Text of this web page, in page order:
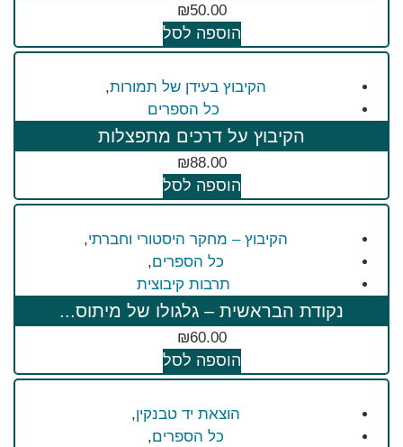
₪50.00
הוספה לסל
הקיבוץ בעידן של תמורות,
כל הספרים
הקיבוץ על דרכים מתפצלות
₪88.00
הוספה לסל
הקיבוץ – מחקר היסטורי וחברתי,
כל הספרים,
תרבות קיבוצית
נקודת הבראשית – גלגולו של מיתוס...
₪60.00
הוספה לסל
הוצאת יד טבנקין,
כל הספרים,